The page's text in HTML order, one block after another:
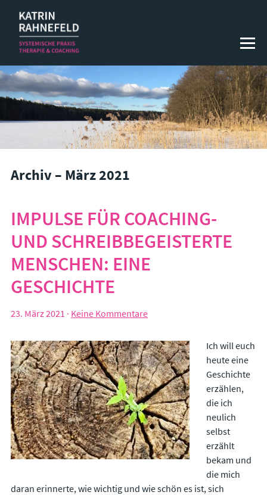
SYSTEMISCHE THERAPIE
Systemische Körper­psycho­therapie
Systemische Paartherapie & Paarberatung
Systemische Familientherapie & Familienberatung
Leadership
Beruf und Lebenssinn
Emotionale Intelligenz
Resilienz und Zeit- und Selbstmanagement
KOSTEN & ABLAUF
ÜBER MICH
BLOG
KONTAKT
IMPRESSUM
Archiv – März 2021
IMPULSE FÜR COACHING-
UND SCHREIBBEGEISTERTE
MENSCHEN: EINE
GESCHICHTE
23. März 2021 · Keine Kommentare
Ich will euch
heute eine
Geschichte
erzählen,
die ich
neulich
selbst
erzählt
bekam und
die mich
daran erinnerte, wie wichtig und wie schön es ist, sich